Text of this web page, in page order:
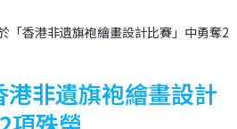
「香港非遺旗袍繪畫設計比賽」中勇奪
非遺旗袍繪畫設計